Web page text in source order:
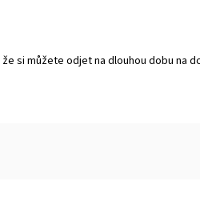
si můžete odjet na dlouhou dobu na